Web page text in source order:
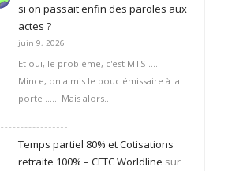
si on passait enfin des paroles aux
actes ?
juin 9, 2026
Et oui, le problème, c'est MTS .....
Mince, on a mis le bouc émissaire à la
porte ...... Mais alors…
Temps partiel 80% et Cotisations
retraite 100% – CFTC Worldline sur